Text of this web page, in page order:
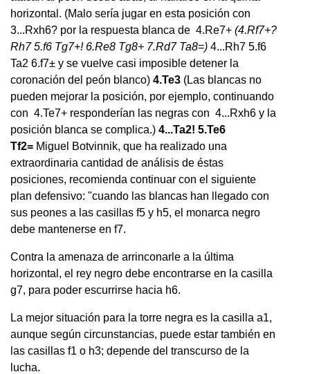
horizontal. (Malo sería jugar en esta posición con
3...Rxh6? por la respuesta blanca de 4.Re7+ (4.Rf7+?
Rh7 5.f6 Tg7+! 6.Re8 Tg8+ 7.Rd7 Ta8=) 4...Rh7 5.f6
Ta2 6.f7± y se vuelve casi imposible detener la
coronación del peón blanco) 4.Te3 (Las blancas no
pueden mejorar la posición, por ejemplo, continuando
con 4.Te7+ responderían las negras con 4...Rxh6 y la
posición blanca se complica.) 4...Ta2! 5.Te6
Tf2= Miguel Botvinnik, que ha realizado una
extraordinaria cantidad de análisis de éstas
posiciones, recomienda continuar con el siguiente
plan defensivo: "cuando las blancas han llegado con
sus peones a las casillas f5 y h5, el monarca negro
debe mantenerse en f7.
Contra la amenaza de arrinconarle a la última
horizontal, el rey negro debe encontrarse en la casilla
g7, para poder escurrirse hacia h6.
La mejor situación para la torre negra es la casilla a1,
aunque según circunstancias, puede estar también en
las casillas f1 o h3; depende del transcurso de la
lucha.